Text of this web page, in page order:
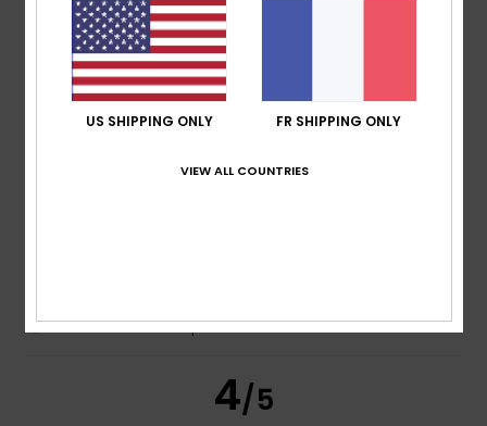
Confort: 5/5 Rapport qualité / prix
Matière: 5/5 Coloris: 4/5
Je recommande ce produit
5
Je recommande ce produit
4/5
US SHIPPING ONLY FR SHIPPING ONLY
VIEW ALL COUNTRIES